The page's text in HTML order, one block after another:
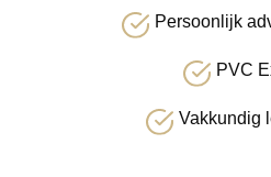
Persoonlijk
PVC
Vakkundig